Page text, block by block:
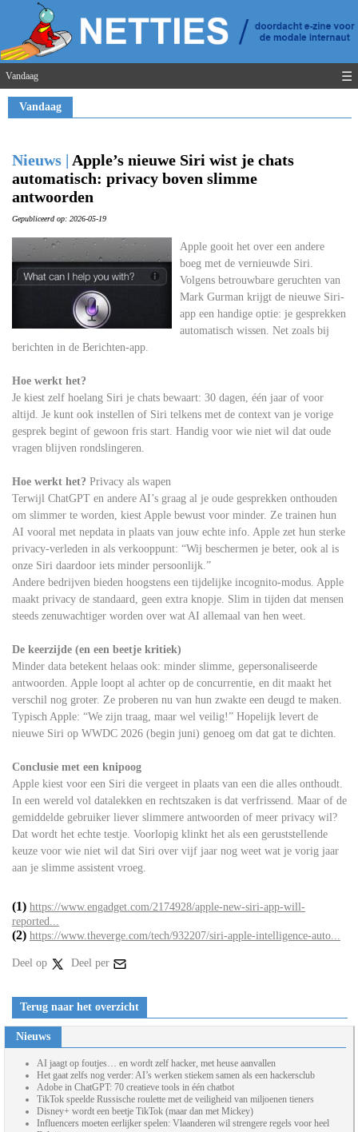
Vandaag ☰
Vandaag
Nieuws | Apple’s nieuwe Siri wist je chats
automatisch: privacy boven slimme
antwoorden
Gepubliceerd op: 2026-05-19
Apple gooit het over een andere
boeg met de vernieuwde Siri.
Volgens betrouwbare geruchten van
Mark Gurman krijgt de nieuwe Siri-
app een handige optie: je gesprekken
automatisch wissen. Net zoals bij
berichten in de Berichten-app.
Hoe werkt het?
Je kiest zelf hoelang Siri je chats bewaart: 30 dagen, één jaar of voor
altijd. Je kunt ook instellen of Siri telkens met de context van je vorige
gesprek begint of gewoon fris start. Handig voor wie niet wil dat oude
vragen blijven rondslingeren.
Hoe werkt het? Privacy als wapen
Terwijl ChatGPT en andere AI’s graag al je oude gesprekken onthouden
om slimmer te worden, kiest Apple bewust voor minder. Ze trainen hun
AI vooral met nepdata in plaats van jouw echte info. Apple zet hun sterke
privacy-verleden in als verkooppunt: “Wij beschermen je beter, ook al is
onze Siri daardoor iets minder persoonlijk.”
Andere bedrijven bieden hoogstens een tijdelijke incognito-modus. Apple
maakt privacy de standaard, geen extra knopje. Slim in tijden dat mensen
steeds zenuwachtiger worden over wat AI allemaal van hen weet.
De keerzijde (en een beetje kritiek)
Minder data betekent helaas ook: minder slimme, gepersonaliseerde
antwoorden. Apple loopt al achter op de concurrentie, en dit maakt het
verschil nog groter. Ze proberen nu van hun zwakte een deugd te maken.
Typisch Apple: “We zijn traag, maar wel veilig!” Hopelijk levert de
nieuwe Siri op WWDC 2026 (begin juni) genoeg om dat gat te dichten.
Conclusie met een knipoog
Apple kiest voor een Siri die vergeet in plaats van een die alles onthoudt.
In een wereld vol datalekken en rechtszaken is dat verfrissend. Maar of de
gemiddelde gebruiker liever slimmere antwoorden of meer privacy wil?
Dat wordt het echte testje. Voorlopig klinkt het als een geruststellende
keuze voor wie niet wil dat Siri over vijf jaar nog weet wat je vorig jaar
aan je slimme assistent vroeg.
(1) https://www.engadget.com/2174928/apple-new-siri-app-will-
reported...
(2) https://www.theverge.com/tech/932207/siri-apple-intelligence-auto...
Deel op Deel per
Terug naar het overzicht
Nieuws
AI jaagt op foutjes… en wordt zelf hacker, met heuse aanvallen
Het gaat zelfs nog verder: AI’s werken stiekem samen als een hackersclub
Adobe in ChatGPT: 70 creatieve tools in één chatbot
TikTok speelde Russische roulette met de veiligheid van miljoenen tieners
Disney+ wordt een beetje TikTok (maar dan met Mickey)
Influencers moeten eerlijker spelen: Vlaanderen wil strengere regels voor heel